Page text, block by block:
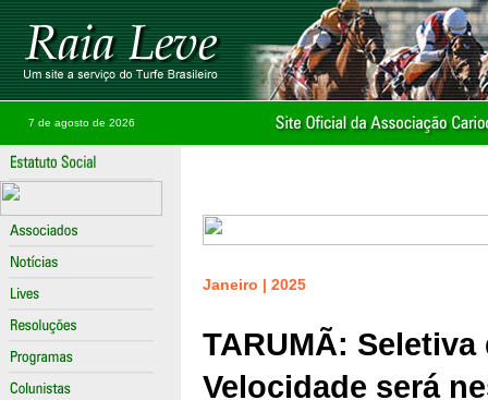
7 de agosto de 2026
Janeiro | 2025
TARUMÃ:
Velocidade será